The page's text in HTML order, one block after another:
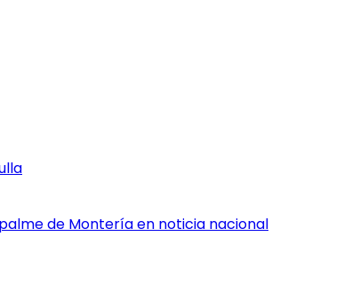
de Montería en noticia nacional